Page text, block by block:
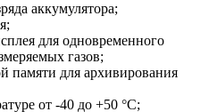
аккумулятора;
для одновременного
газов;
памяти для архивирования
от -40 до +50 °С;